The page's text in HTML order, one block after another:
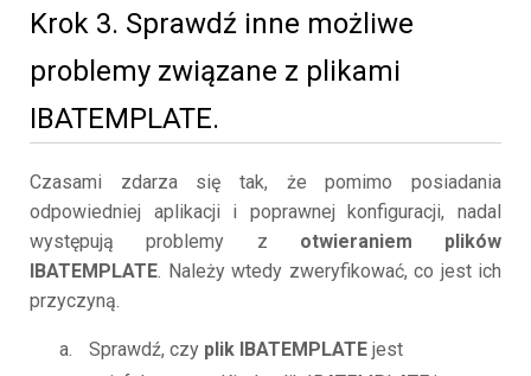
Krok 3. Sprawdź inne możliwe
problemy związane z plikami
IBATEMPLATE.
Czasami zdarza się tak, że pomimo posiadania
odpowiedniej aplikacji i poprawnej konfiguracji, nadal
występują problemy z otwieraniem plików
IBATEMPLATE. Należy wtedy zweryfikować, co jest ich
przyczyną.
Sprawdź, czy plik IBATEMPLATE jest